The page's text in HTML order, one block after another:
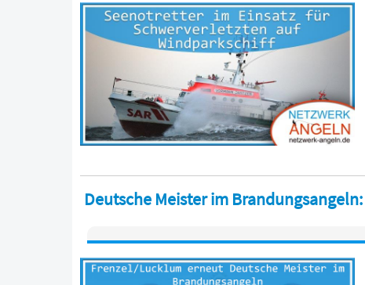
Deutsche Meister im